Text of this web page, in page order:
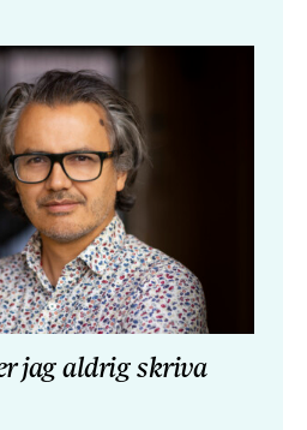
jag aldrig skriva